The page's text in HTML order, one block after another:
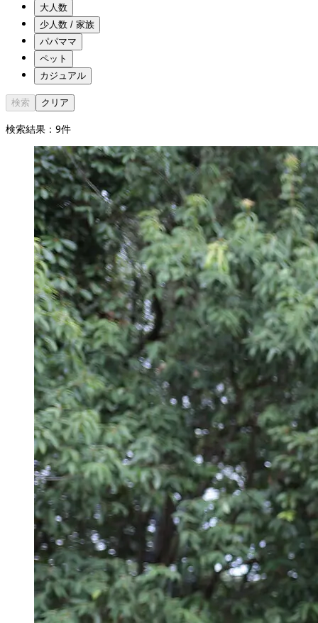
大人数
少人数 / 家族
パパママ
ペット
カジュアル
検索 クリア
検索結果： 9件